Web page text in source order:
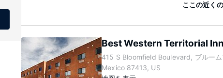
ここの近く
Best Western Territorial
415 S Bloomfield Boulevard, ブルー
Mexico 87413, US